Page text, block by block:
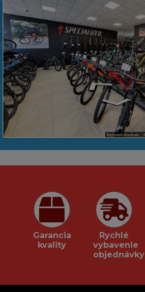
Garancia
kvality
Rychlé
vybavenie
objednávky